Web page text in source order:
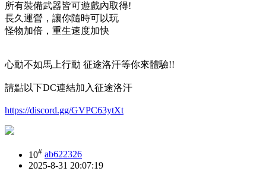
所有裝備武器皆可遊戲內取得!
長久運營，讓你隨時可以玩
怪物加倍，重生速度加快
心動不如馬上行動 征途洛汗等你來體驗!!
請點以下DC連結加入征途洛汗
https://discord.gg/GVPC63ytXt
10# ab622326
2025-8-31 20:07:19